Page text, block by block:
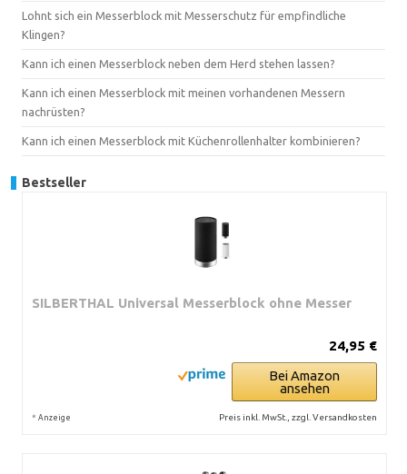
Lohnt sich ein Messerblock mit Messerschutz für empfindliche
Klingen?
Kann ich einen Messerblock neben dem Herd stehen lassen?
Kann ich einen Messerblock mit meinen vorhandenen Messern
nachrüsten?
Kann ich einen Messerblock mit Küchenrollenhalter kombinieren?
Bestseller
SILBERTHAL Universal Messerblock ohne Messer
24,95 €
Bei Amazon
ansehen
* Anzeige Preis inkl. MwSt., zzgl. Versandkosten